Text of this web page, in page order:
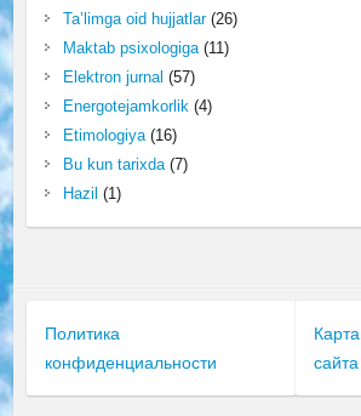
Ta’limga oid hujjatlar(26)
Maktab psixologiga(11)
Elektron jurnal (57)
Energotejamkorlik (4)
Etimologiya(16)
Bu kun tarixda(7)
Hazil (1)
Политика
конфиденциальности
Карта
сайта